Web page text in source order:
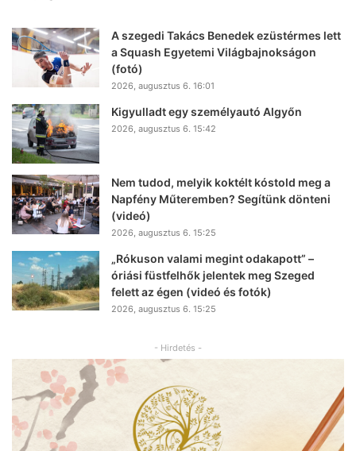
A szegedi Takács Benedek ezüstérmes lett
a Squash Egyetemi Világbajnokságon
(fotó)
2026, augusztus 6. 16:01
Kigyulladt egy személyautó Algyőn
2026, augusztus 6. 15:42
Nem tudod, melyik koktélt kóstold meg a
Napfény Műteremben? Segítünk dönteni
(videó)
2026, augusztus 6. 15:25
„Rókuson valami megint odakapott” –
óriási füstfelhők jelentek meg Szeged
felett az égen (videó és fotók)
2026, augusztus 6. 15:25
- Hirdetés -